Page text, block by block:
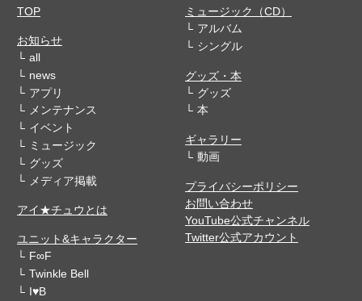
TOP
お知らせ
all
news
アプリ
メンテナンス
イベント
ミュージック
グッズ
メディア掲載
アイ★チュウとは
ユニット&キャラクター
F∞F
Twinkle Bell
I♥B
ミュージック（CD）
アルバム
シングル
グッズ・本
グッズ
本
ギャラリー
動画
プライバシーポリシー
お問い合わせ
YouTube公式チャンネル
Twitter公式アカウント